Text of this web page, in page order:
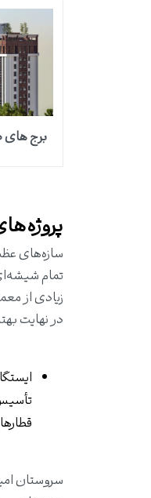
برج
زیادی از
در نهایت